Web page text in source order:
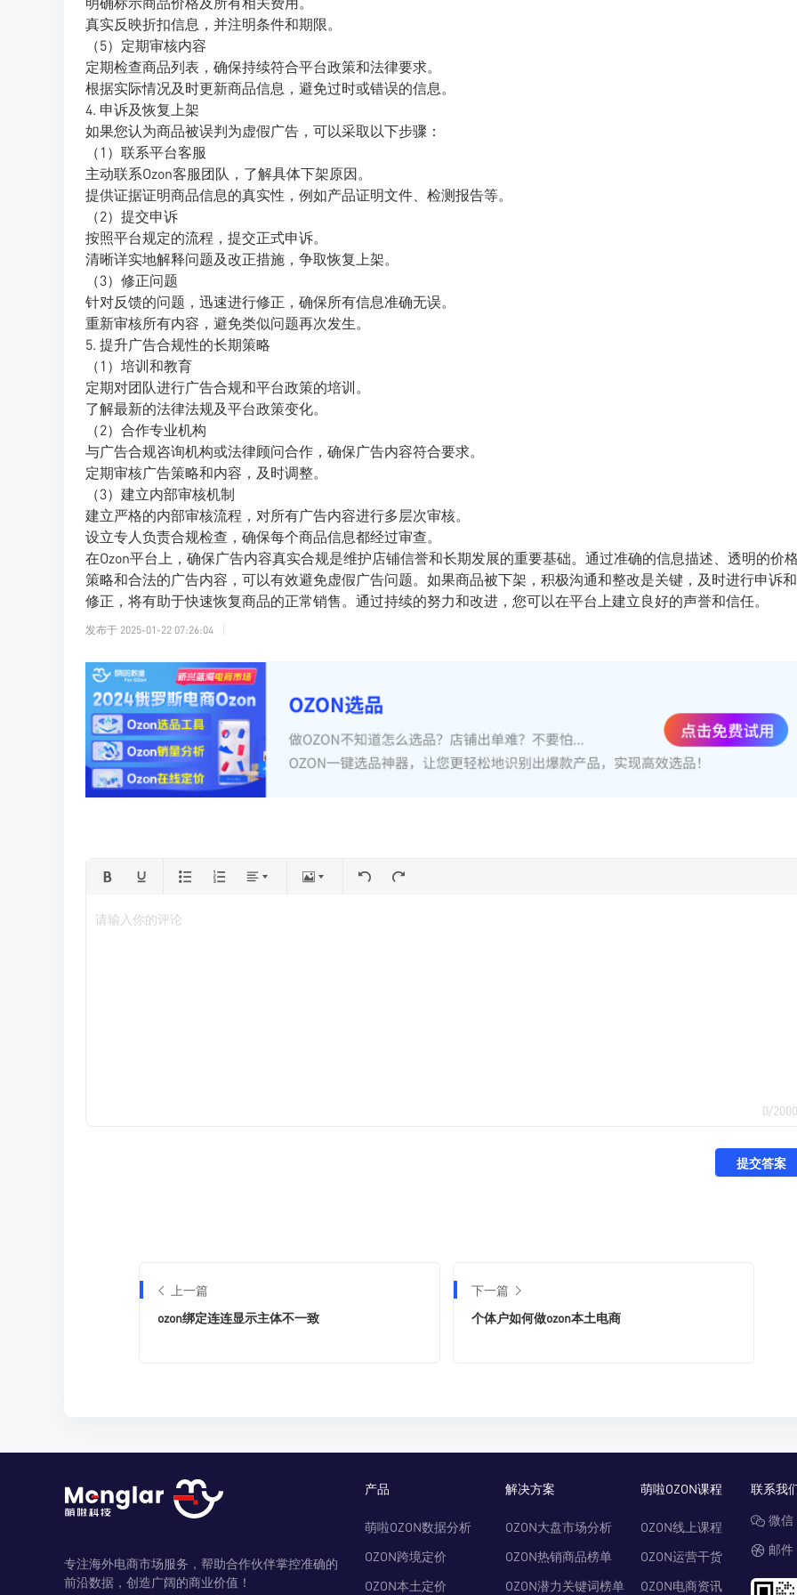
真实反映折扣信息，并注明条件和期限。
（5）定期审核内容
定期检查商品列表，确保持续符合平台政策和法律要求。
根据实际情况及时更新商品信息，避免过时或错误的信息。
4. 申诉及恢复上架
如果您认为商品被误判为虚假广告，可以采取以下步骤：
（1）联系平台客服
主动联系Ozon客服团队，了解具体下架原因。
提供证据证明商品信息的真实性，例如产品证明文件、检测报告等。
（2）提交申诉
按照平台规定的流程，提交正式申诉。
清晰详实地解释问题及改正措施，争取恢复上架。
（3）修正问题
针对反馈的问题，迅速进行修正，确保所有信息准确无误。
重新审核所有内容，避免类似问题再次发生。
5. 提升广告合规性的长期策略
（1）培训和教育
定期对团队进行广告合规和平台政策的培训。
了解最新的法律法规及平台政策变化。
（2）合作专业机构
与广告合规咨询机构或法律顾问合作，确保广告内容符合要求。
定期审核广告策略和内容，及时调整。
（3）建立内部审核机制
建立严格的内部审核流程，对所有广告内容进行多层次审核。
设立专人负责合规检查，确保每个商品信息都经过审查。
在Ozon平台上，确保广告内容真实合规是维护店铺信誉和长期发展的重要基础。通过准确的信息描述、透明的价格
策略和合法的广告内容，可以有效避免虚假广告问题。如果商品被下架，积极沟通和整改是关键，及时进行申诉和
修正，将有助于快速恢复商品的正常销售。通过持续的努力和改进，您可以在平台上建立良好的声誉和信任。
发布于 2025-01-22 07:26:04
0/2000
请输入你的评论
提交答案
上一篇
ozon绑定连连显示主体不一致
下一篇
个体户如何做ozon本土电商
专注海外电商市场服务，帮助合作伙伴掌控准确的
前沿数据，创造广阔的商业价值！
产品
萌啦OZON数据分析
OZON跨境定价
OZON本土定价
解决方案
OZON大盘市场分析
OZON热销商品榜单
OZON潜力关键词榜单
萌啦OZON课程
OZON线上课程
OZON运营干货
OZON电商资讯
联系我
微
邮